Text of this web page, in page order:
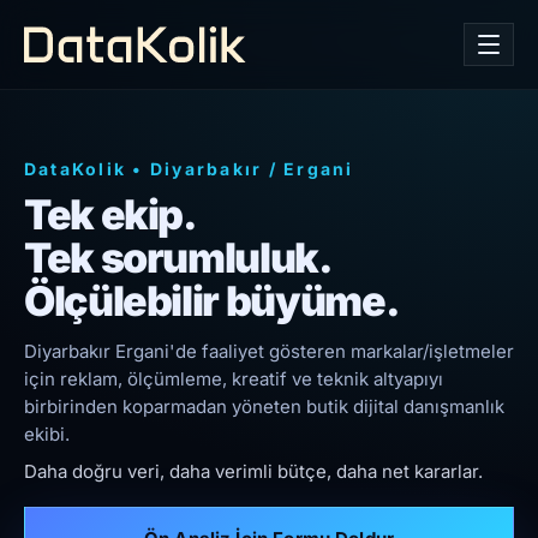
DataKolik • Diyarbakır / Ergani
Tek ekip.
Tek sorumluluk.
Ölçülebilir büyüme.
Diyarbakır Ergani'de faaliyet gösteren markalar/işletmeler
için reklam, ölçümleme, kreatif ve teknik altyapıyı
birbirinden koparmadan yöneten butik dijital danışmanlık
ekibi.
Daha doğru veri, daha verimli bütçe, daha net kararlar.